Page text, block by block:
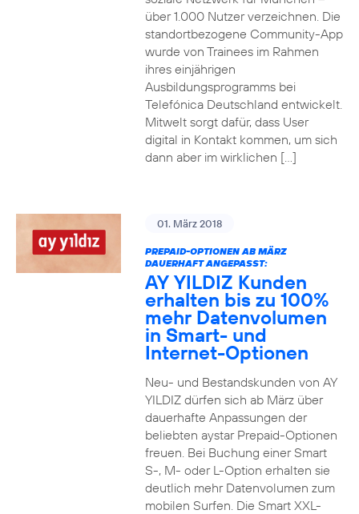
über 1.000 Nutzer verzeichnen. Die
standortbezogene Community-App
wurde von Trainees im Rahmen
ihres einjährigen
Ausbildungsprogramms bei
Telefónica Deutschland entwickelt.
Mitwelt sorgt dafür, dass User
digital in Kontakt kommen, um sich
dann aber im wirklichen […]
01. März 2018
PREPAID-OPTIONEN AB MÄRZ
DAUERHAFT ANGEPASST:
AY YILDIZ Kunden
erhalten bis zu 100%
mehr Datenvolumen
in Smart- und
Internet-Optionen
Neu- und Bestandskunden von AY
YILDIZ dürfen sich ab März über
dauerhafte Anpassungen der
beliebten aystar Prepaid-Optionen
freuen. Bei Buchung einer Smart
S-, M- oder L-Option erhalten sie
deutlich mehr Datenvolumen zum
mobilen Surfen. Die Smart XXL-